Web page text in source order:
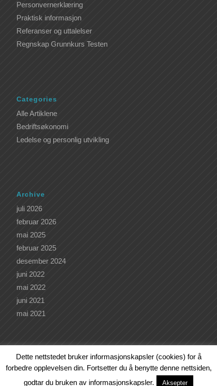
Personvernerklæring
Praktisk informasjon
Referanser og uttalelser
Regnskap Grunnkurs Testen
Categories
Alle Artiklene
Bedriftsøkonomi
Ledelse og personlig utvikling
Archive
juli 2026
februar 2026
mai 2025
februar 2025
desember 2024
juni 2022
mai 2022
juni 2021
mai 2021
Kunde avBjørn Sagstad Webutvikling
VÅRE KURS OG TILBUD
KURSKALENDER
LEDERKURS
Dette nettstedet bruker informasjonskapsler (cookies) for å
forbedre opplevelsen din. Fortsetter du å benytte denne nettsiden,
godtar du bruken av informasjonskapsler.
Aksepter